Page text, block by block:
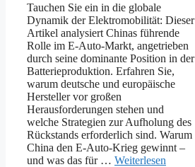
Tauchen Sie ein in die globale
Dynamik der Elektromobilität: Dieser
Artikel analysiert Chinas führende
Rolle im E-Auto-Markt, angetrieben
durch seine dominante Position in der
Batterieproduktion. Erfahren Sie,
warum deutsche und europäische
Hersteller vor großen
Herausforderungen stehen und
welche Strategien zur Aufholung des
Rückstands erforderlich sind. Warum
China den E-Auto-Krieg gewinnt –
und was das für … Weiterlesen